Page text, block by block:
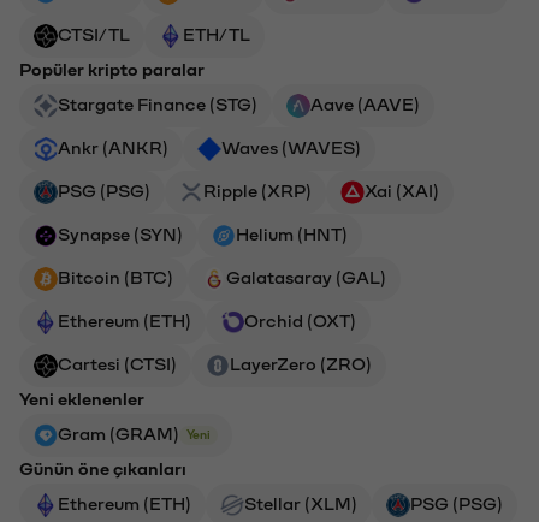
CTSI/TL
ETH/TL
Popüler kripto paralar
Stargate Finance (STG)
Aave (AAVE)
Ankr (ANKR) Waves (WAVES)
PSG (PSG) Ripple (XRP) Xai (XAI)
Synapse (SYN) Helium (HNT)
Bitcoin (BTC) Galatasaray (GAL)
Ethereum (ETH) Orchid (OXT)
Cartesi (CTSI)
LayerZero (ZRO)
Yeni eklenenler
Gram (GRAM)
Yeni
Günün öne çıkanları
Ethereum (ETH)
Stellar (XLM) PSG (PSG)